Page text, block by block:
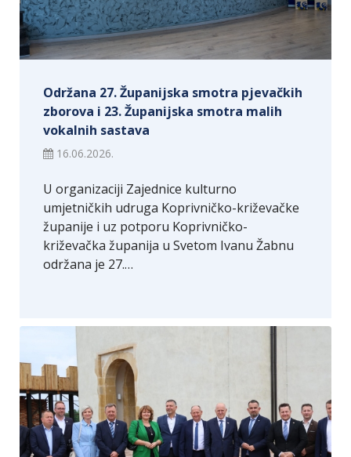
Održana 27. Županijska smotra pjevačkih
zborova i 23. Županijska smotra malih
vokalnih sastava
16.06.2026.
U organizaciji Zajednice kulturno
umjetničkih udruga Koprivničko-križevačke
županije i uz potporu Koprivničko-
križevačka županija u Svetom Ivanu Žabnu
održana je 27.…